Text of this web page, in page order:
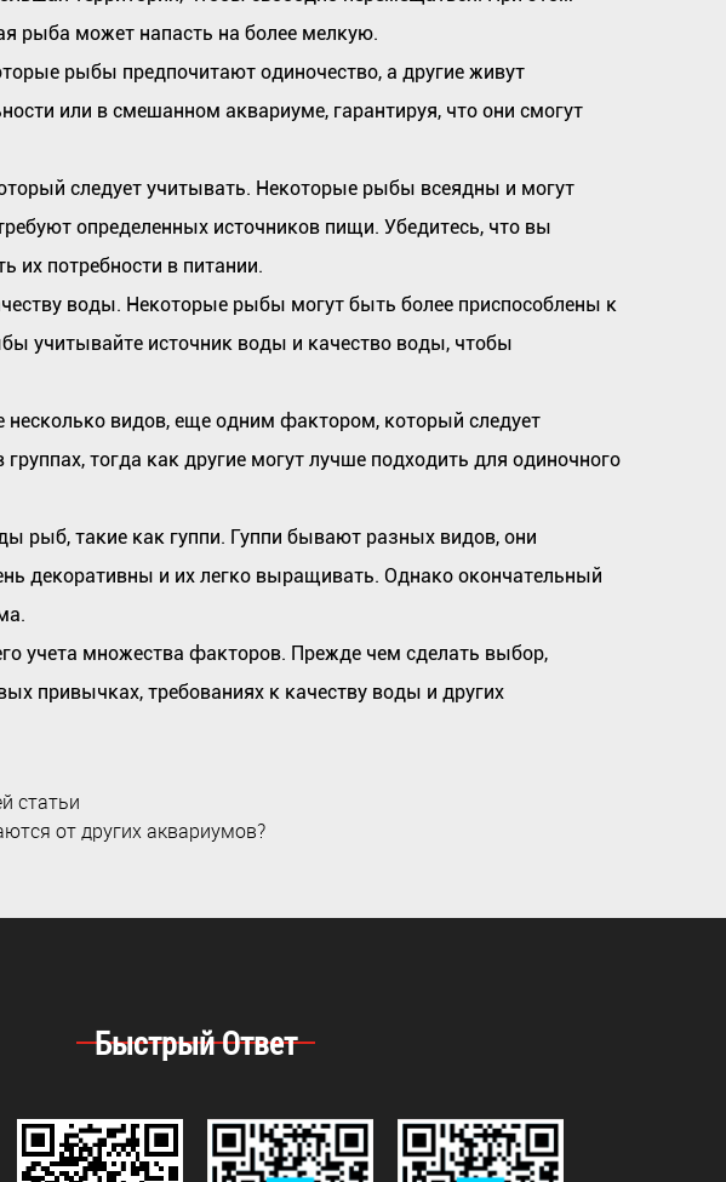
рыба может напасть на более мелкую.
рыбы предпочитают одиночество, а другие живут
или в смешанном аквариуме, гарантируя, что они смогут
следует учитывать. Некоторые рыбы всеядны и могут
определенных источников пищи. Убедитесь, что вы
потребности в питании.
воды. Некоторые рыбы могут быть более приспособлены к
учитывайте источник воды и качество воды, чтобы
несколько видов, еще одним фактором, который следует
тогда как другие могут лучше подходить для одиночного
рыб, такие как гуппи. Гуппи бывают разных видов, они
декоративны и их легко выращивать. Однако окончательный
учета множества факторов. Прежде чем сделать выбор,
привычках, требованиях к качеству воды и других
статьи
от других аквариумов?
Быстрый Ответ